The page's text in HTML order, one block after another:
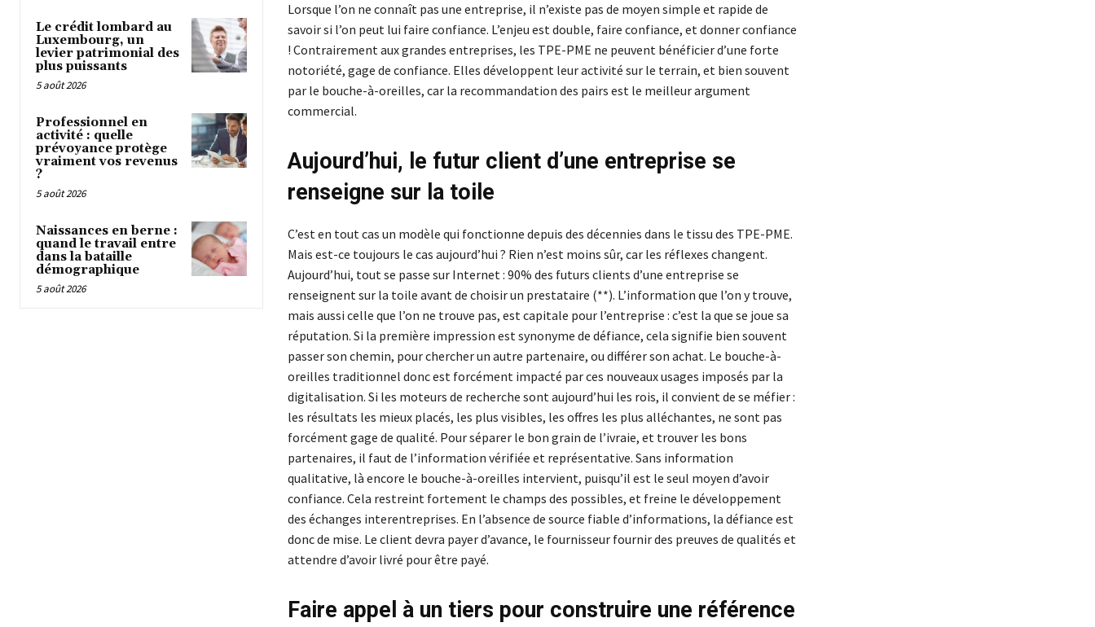
Le crédit lombard au
Luxembourg, un
levier patrimonial des
plus puissants
5 août 2026
Professionnel en
activité : quelle
prévoyance protège
vraiment vos revenus
?
5 août 2026
Naissances en berne :
quand le travail entre
dans la bataille
démographique
5 août 2026
Lorsque l’on ne connaît pas une entreprise, il n’existe pas de moyen simple et rapide de
savoir si l’on peut lui faire confiance. L’enjeu est double, faire confiance, et donner confiance
! Contrairement aux grandes entreprises, les TPE-PME ne peuvent bénéficier d’une forte
notoriété, gage de confiance. Elles développent leur activité sur le terrain, et bien souvent
par le bouche-à-oreilles, car la recommandation des pairs est le meilleur argument
commercial.
Aujourd’hui, le futur client d’une entreprise se
renseigne sur la toile
C’est en tout cas un modèle qui fonctionne depuis des décennies dans le tissu des TPE-PME.
Mais est-ce toujours le cas aujourd’hui ? Rien n’est moins sûr, car les réflexes changent.
Aujourd’hui, tout se passe sur Internet : 90% des futurs clients d’une entreprise se
renseignent sur la toile avant de choisir un prestataire (**). L’information que l’on y trouve,
mais aussi celle que l’on ne trouve pas, est capitale pour l’entreprise : c’est la que se joue sa
réputation. Si la première impression est synonyme de défiance, cela signifie bien souvent
passer son chemin, pour chercher un autre partenaire, ou différer son achat. Le bouche-à-
oreilles traditionnel donc est forcément impacté par ces nouveaux usages imposés par la
digitalisation. Si les moteurs de recherche sont aujourd’hui les rois, il convient de se méfier :
les résultats les mieux placés, les plus visibles, les offres les plus alléchantes, ne sont pas
forcément gage de qualité. Pour séparer le bon grain de l’ivraie, et trouver les bons
partenaires, il faut de l’information vérifiée et représentative. Sans information
qualitative, là encore le bouche-à-oreilles intervient, puisqu’il est le seul moyen d’avoir
confiance. Cela restreint fortement le champs des possibles, et freine le développement
des échanges interentreprises. En l’absence de source fiable d’informations, la défiance est
donc de mise. Le client devra payer d’avance, le fournisseur fournir des preuves de qualités et
attendre d’avoir livré pour être payé.
Faire appel à un tiers pour construire une référence